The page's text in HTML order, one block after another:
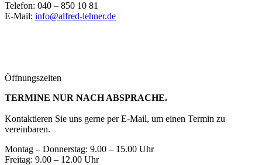
Telefon: 040 – 850 10 81
E-Mail: info@alfred-lehner.de
Öffnungszeiten
TERMINE NUR NACH ABSPRACHE.
Kontaktieren Sie uns gerne per E-Mail, um einen Termin zu
vereinbaren.
Montag – Donnerstag: 9.00 – 15.00 Uhr
Freitag: 9.00 – 12.00 Uhr